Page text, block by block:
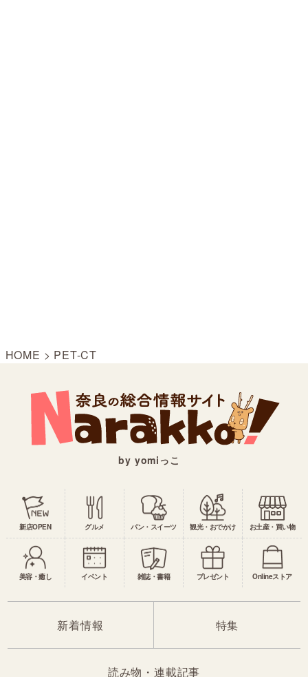
HOME > PET-CT
by yomiっこ
新店OPEN グルメ パン・スイーツ 観光・おでかけ お土産・買い物
美容・癒し イベント 雑誌・書籍 プレゼント Onlineストア
新着情報 特集
読み物・連載記事